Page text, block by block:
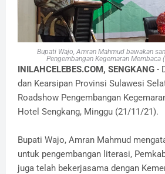
Bupati Wajo, Amran Mahmud bawakan
Pengembangan Kegemaran
INILAHCELEBES.COM, SENGKANG -
dan Kearsipan Provinsi Sulawesi
Roadshow Pengembangan
Hotel Sengkang, Minggu (21/11/21).
Bupati Wajo, Amran Mahmud
untuk pengembangan literasi,
juga telah bekerjasama dengan